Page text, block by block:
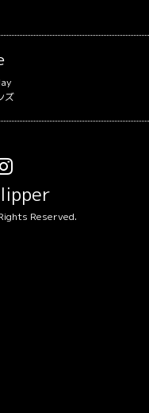
ズ
Reserved.